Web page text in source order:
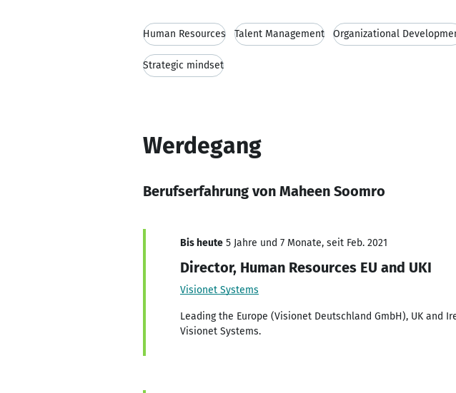
Human Resources Talent Management Organizational
Strategic mindset
Werdegang
Berufserfahrung von Maheen Soomro
Bis heute 5 Jahre und 7 Monate, seit Feb. 2021
Director, Human Resources EU and UKI
Visionet Systems
Leading the Europe (Visionet Deutschland GmbH), UK and
Visionet Systems.